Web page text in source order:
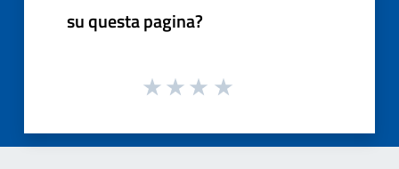
su questa pagina?